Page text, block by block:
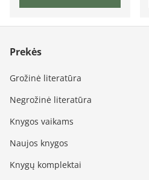
Prekės
Grožinė literatūra
Negrožinė literatūra
Knygos vaikams
Naujos knygos
Knygų komplektai